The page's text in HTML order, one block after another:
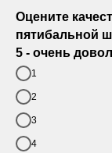
Оцените
пятибальной
5 - очень
1
2
3
4